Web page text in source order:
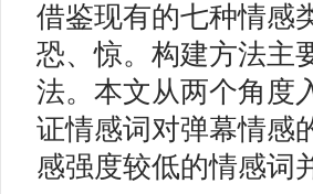
借鉴现有的七种情感
恐、惊。构建方法主
法。本文从两个角度
证情感词对弹幕情感
感强度较低的情感词